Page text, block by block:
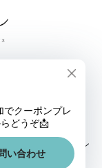
ション通販サイト
ョップ｜ファッション